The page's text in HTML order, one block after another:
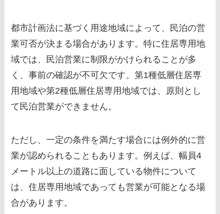
都市計画法に基づく用途地域によって、民泊の営
業可否が決まる場合があります。特に住居専用地
域では、民泊営業に制限がかけられることが多
く、事前の確認が不可欠です。第1種低層住居専
用地域や第2種低層住居専用地域では、原則とし
て民泊営業ができません。
ただし、一定の条件を満たす場合には例外的に営
業が認められることもあります。例えば、幅員4
メートル以上の道路に面している物件について
は、住居専用地域であっても営業が可能となる場
合があります。